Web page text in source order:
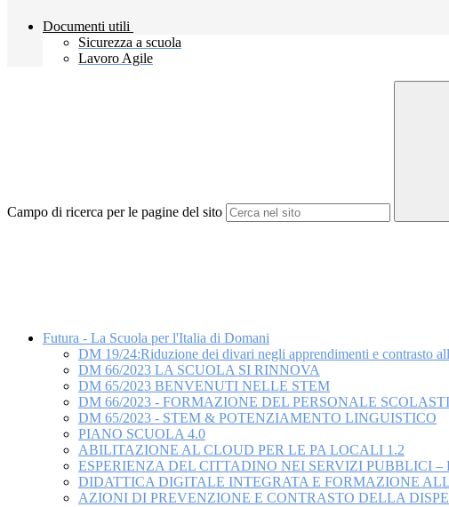
Documenti utili
Sicurezza a scuola
Lavoro Agile
Campo di ricerca per le pagine del sito
Futura - La Scuola per l'Italia di Domani
DM 19/24:Riduzione dei divari negli apprendimenti e contrasto
DM 66/2023 LA SCUOLA SI RINNOVA
DM 65/2023 BENVENUTI NELLE STEM
DM 66/2023 - FORMAZIONE DEL PERSONALE
DM 65/2023 - STEM & POTENZIAMENTO LINGUISTICO
PIANO SCUOLA 4.0
ABILITAZIONE AL CLOUD PER LE PA LOCALI 1.2
ESPERIENZA DEL CITTADINO NEI SERVIZI PUBBLICI –
DIDATTICA DIGITALE INTEGRATA E FORMAZIONE
AZIONI DI PREVENZIONE E CONTRASTO DELLA